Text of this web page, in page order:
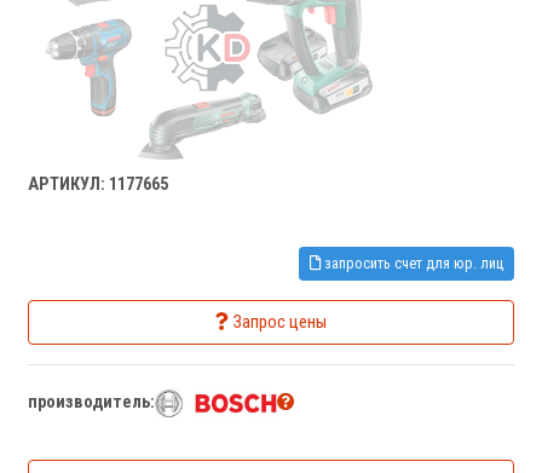
АРТИКУЛ: 1177665
запросить счет для юр. лиц
Запрос цены
производитель: